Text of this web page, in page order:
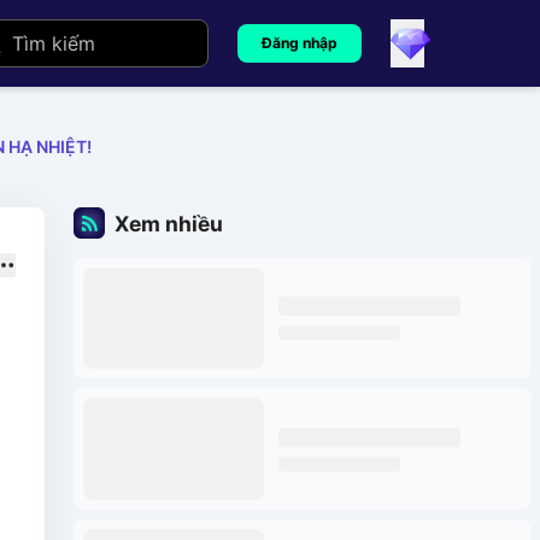
Đăng nhập
HẠ NHIỆT!
Xem nhiều